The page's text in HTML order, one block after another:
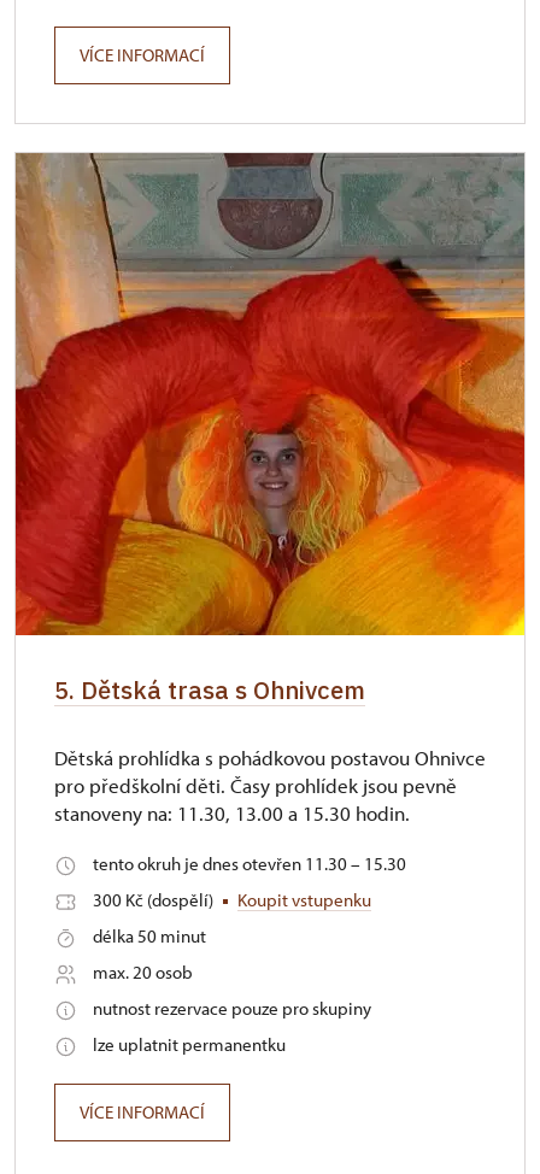
VÍCE INFORMACÍ
5. Dětská trasa s Ohnivcem
Dětská prohlídka s pohádkovou postavou Ohnivce
pro předškolní děti. Časy prohlídek jsou pevně
stanoveny na: 11.30, 13.00 a 15.30 hodin.
tento okruh je dnes otevřen 11.30 – 15.30
300 Kč (dospělí)
Koupit vstupenku
délka 50 minut
max. 20 osob
nutnost rezervace pouze pro skupiny
lze uplatnit permanentku
VÍCE INFORMACÍ